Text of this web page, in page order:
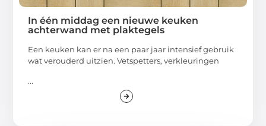
In één middag een nieuwe keuken
achterwand met plaktegels
Een keuken kan er na een paar jaar intensief gebruik
wat verouderd uitzien. Vetspetters, verkleuringen
...